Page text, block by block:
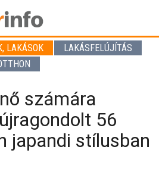
LAKÁSOK
LAKÁSFELÚJÍTÁS
számára
56
japandi stílusban